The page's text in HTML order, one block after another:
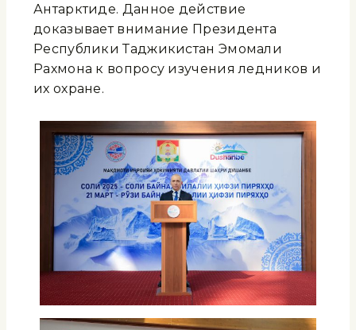
Антарктиде. Данное действие
доказывает внимание Президента
Республики Таджикистан Эмомали
Рахмона к вопросу изучения ледников и
их охране.